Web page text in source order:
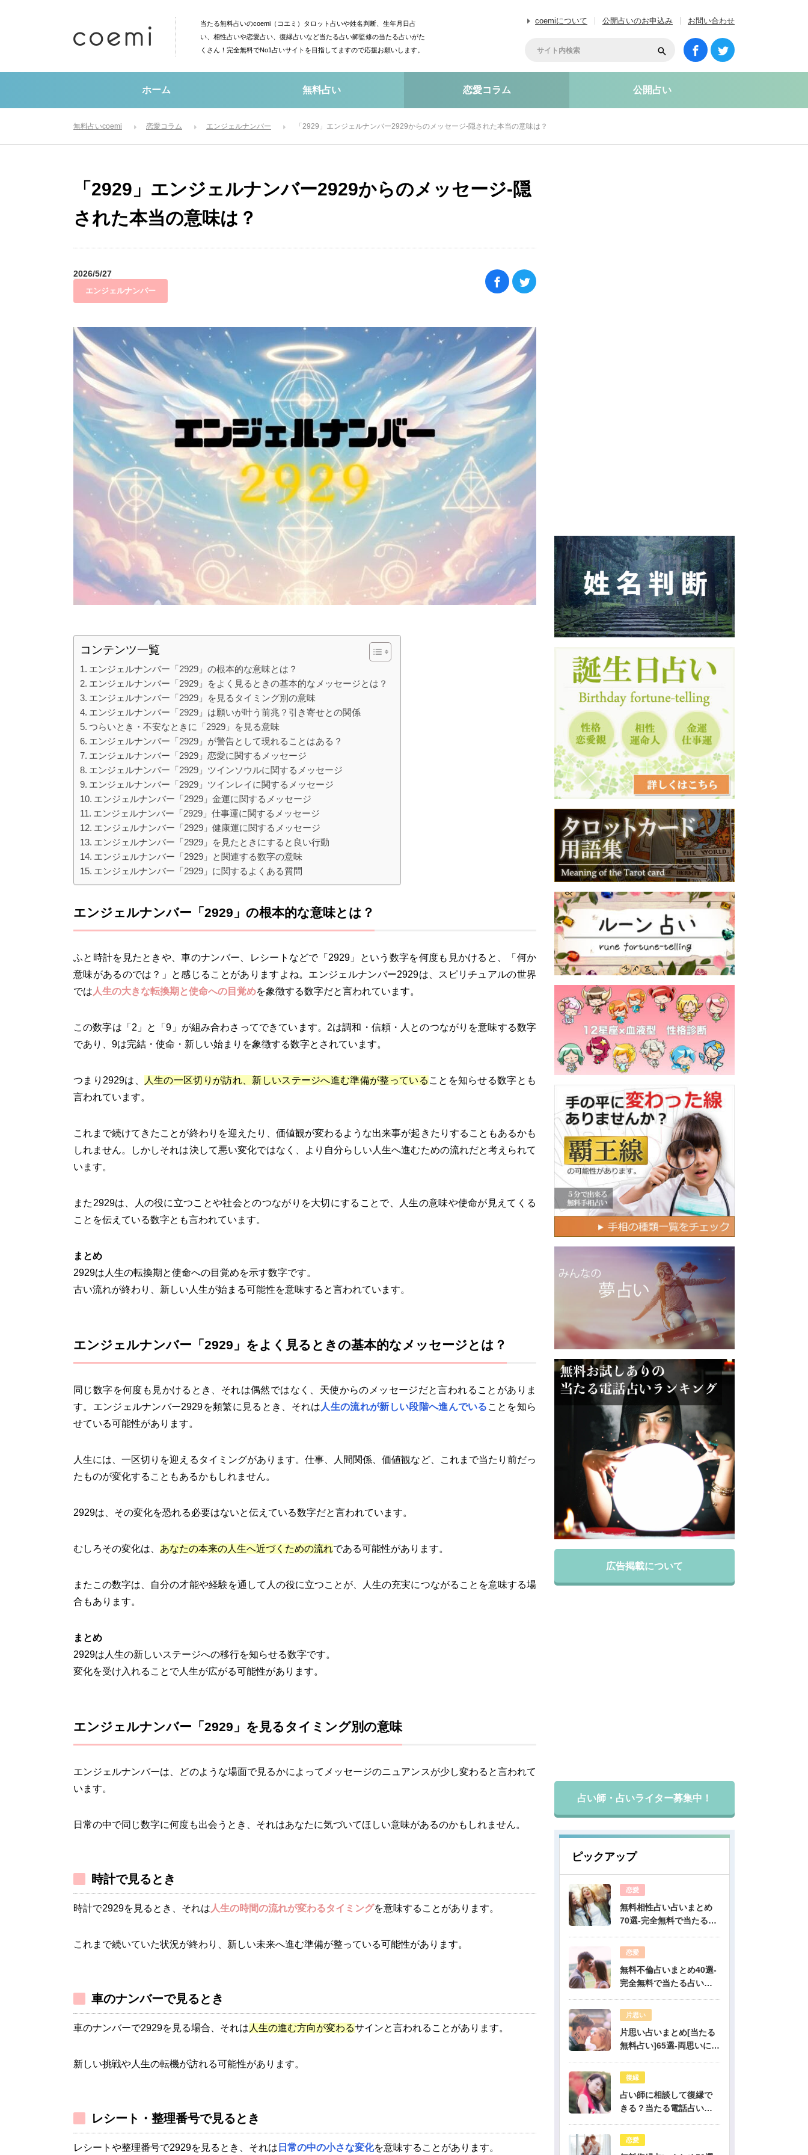
当たる無料占いのcoemi（コエミ）タロット占いや姓名判断、生年月日占
い、相性占いや恋愛占い、復縁占いなど当たる占い師監修の当たる占いがた
くさん！完全無料でNo1占いサイトを目指してますので応援お願いします。
coemiについて 公開占いのお申込み お問い合わせ
ホーム 無料占い 恋愛コラム 公開占い
無料占いcoemi 恋愛コラム エンジェルナンバー 「2929」エンジェルナンバー2929からのメッセージ-隠された本当の意味は？
「2929」エンジェルナンバー2929からのメッセージ-隠
された本当の意味は？
2026/5/27
エンジェルナンバー
コンテンツ一覧
エンジェルナンバー「2929」の根本的な意味とは？
エンジェルナンバー「2929」をよく見るときの基本的なメッセージとは？
エンジェルナンバー「2929」を見るタイミング別の意味
エンジェルナンバー「2929」は願いが叶う前兆？引き寄せとの関係
つらいとき・不安なときに「2929」を見る意味
エンジェルナンバー「2929」が警告として現れることはある？
エンジェルナンバー「2929」恋愛に関するメッセージ
エンジェルナンバー「2929」ツインソウルに関するメッセージ
エンジェルナンバー「2929」ツインレイに関するメッセージ
エンジェルナンバー「2929」金運に関するメッセージ
エンジェルナンバー「2929」仕事運に関するメッセージ
エンジェルナンバー「2929」健康運に関するメッセージ
エンジェルナンバー「2929」を見たときにすると良い行動
エンジェルナンバー「2929」と関連する数字の意味
エンジェルナンバー「2929」に関するよくある質問
エンジェルナンバー「2929」の根本的な意味とは？
ふと時計を見たときや、車のナンバー、レシートなどで「2929」という数字を何度も見かけると、「何か
意味があるのでは？」と感じることがありますよね。エンジェルナンバー2929は、スピリチュアルの世界
では 人生の大きな転換期と使命への目覚めを象徴する数字だと言われています。
この数字は「2」と「9」が組み合わさってできています。2は調和・信頼・人とのつながりを意味する数字
であり、9は完結・使命・新しい始まりを象徴する数字とされています。
つまり2929は、 人生の一区切りが訪れ、新しいステージへ進む準備が整っている ことを知らせる数字とも
言われています。
これまで続けてきたことが終わりを迎えたり、価値観が変わるような出来事が起きたりすることもあるかも
しれません。しかしそれは決して悪い変化ではなく、より自分らしい人生へ進むための流れだと考えられて
います。
また2929は、人の役に立つことや社会とのつながりを大切にすることで、人生の意味や使命が見えてくる
ことを伝えている数字とも言われています。
まとめ
2929は人生の転換期と使命への目覚めを示す数字です。
古い流れが終わり、新しい人生が始まる可能性を意味すると言われています。
エンジェルナンバー「2929」をよく見るときの基本的なメッセージとは？
同じ数字を何度も見かけるとき、それは偶然ではなく、天使からのメッセージだと言われることがありま
す。エンジェルナンバー2929を頻繁に見るとき、それは 人生の流れが新しい段階へ進んでいる ことを知ら
せている可能性があります。
人生には、一区切りを迎えるタイミングがあります。仕事、人間関係、価値観など、これまで当たり前だっ
たものが変化することもあるかもしれません。
2929は、その変化を恐れる必要はないと伝えている数字だと言われています。
むしろその変化は、 あなたの本来の人生へ近づくための流れである可能性があります。
またこの数字は、自分の才能や経験を通して人の役に立つことが、人生の充実につながることを意味する場
合もあります。
まとめ
2929は人生の新しいステージへの移行を知らせる数字です。
変化を受け入れることで人生が広がる可能性があります。
エンジェルナンバー「2929」を見るタイミング別の意味
エンジェルナンバーは、どのような場面で見るかによってメッセージのニュアンスが少し変わると言われて
います。
日常の中で同じ数字に何度も出会うとき、それはあなたに気づいてほしい意味があるのかもしれません。
時計で見るとき
時計で2929を見るとき、それは 人生の時間の流れが変わるタイミングを意味することがあります。
これまで続いていた状況が終わり、新しい未来へ進む準備が整っている可能性があります。
車のナンバーで見るとき
車のナンバーで2929を見る場合、それは 人生の進む方向が変わるサインと言われることがあります。
新しい挑戦や人生の転機が訪れる可能性があります。
レシート・整理番号で見るとき
レシートや整理番号で2929を見るとき、それは 日常の中の小さな変化を意味することがあります。
広告掲載について
占い師・占いライター募集中！
ピックアップ
恋愛
無料相性占い占いまとめ
70選-完全無料で当たる占
恋愛
無料不倫占いまとめ40選-
完全無料で当たる占いだ
片思い
片思い占いまとめ[当たる
無料占い]65選-両思いにな
当たる片思い占い
復縁
占い師に相談して復縁で
きる？当たる電話占い先
恋愛